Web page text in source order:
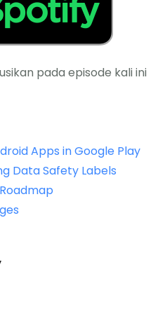
pada episode kali ini
Apps in Google Play
Data Safety Labels